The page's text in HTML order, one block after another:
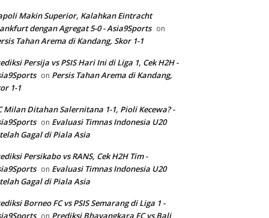
Makin Superior, Kalahkan Eintracht
dengan Agregat 5-0 - Asia9Sports on
Tahan Arema di Kandang, Skor 1-1
Persija vs PSIS Hari Ini di Liga 1, Cek H2H -
on Persis Tahan Arema di Kandang,
1-1
Milan Ditahan Salernitana 1-1, Pioli Kecewa? -
on Evaluasi Timnas Indonesia U20
Gagal di Piala Asia
Persikabo vs RANS, Cek H2H Tim -
on Evaluasi Timnas Indonesia U20
Gagal di Piala Asia
Borneo FC vs PSIS Semarang di Liga 1 -
on Prediksi Bhayangkara FC vs Bali